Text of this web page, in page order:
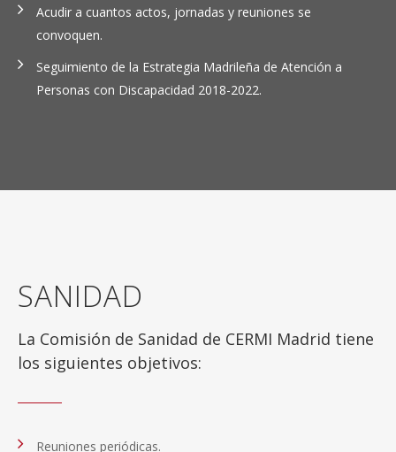
Acudir a cuantos actos, jornadas y reuniones se
convoquen.
Seguimiento de la Estrategia Madrileña de Atención a
Personas con Discapacidad 2018-2022.
SANIDAD
La Comisión de Sanidad de CERMI Madrid tiene
los siguientes objetivos:
Reuniones periódicas.